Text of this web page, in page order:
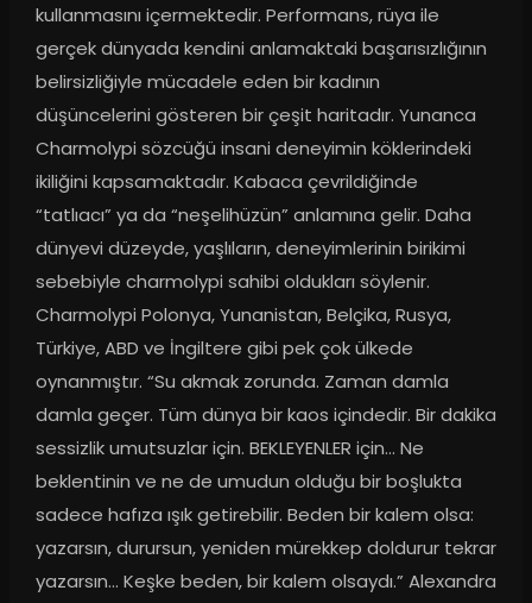
kullanmasını içermektedir. Performans, rüya ile
gerçek dünyada kendini anlamaktaki başarısızlığının
belirsizliğiyle mücadele eden bir kadının
düşüncelerini gösteren bir çeşit haritadır. Yunanca
Charmolypi sözcüğü insani deneyimin köklerindeki
ikiliğini kapsamaktadır. Kabaca çevrildiğinde
“tatlıacı” ya da “neşelihüzün” anlamına gelir. Daha
dünyevi düzeyde, yaşlıların, deneyimlerinin birikimi
sebebiyle charmolypi sahibi oldukları söylenir.
Charmolypi Polonya, Yunanistan, Belçika, Rusya,
Türkiye, ABD ve İngiltere gibi pek çok ülkede
oynanmıştır. “Su akmak zorunda. Zaman damla
damla geçer. Tüm dünya bir kaos içindedir. Bir dakika
sessizlik umutsuzlar için. BEKLEYENLER için… Ne
beklentinin ve ne de umudun olduğu bir boşlukta
sadece hafıza ışık getirebilir. Beden bir kalem olsa:
yazarsın, durursun, yeniden mürekkep doldurur tekrar
yazarsın… Keşke beden, bir kalem olsaydı.” Alexandra